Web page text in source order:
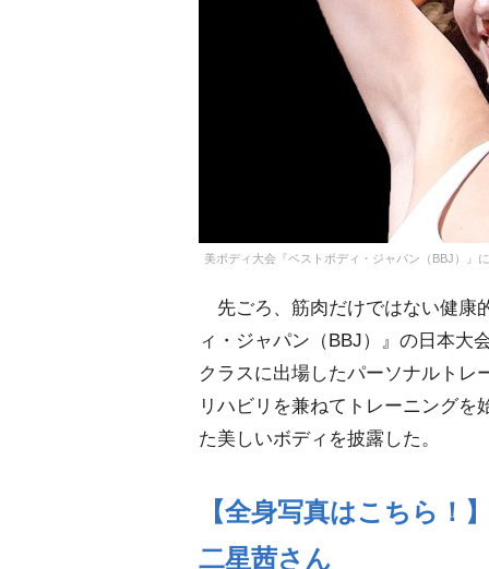
美ボディ大会『ベストボディ・ジャパン（BBJ）』
先ごろ、筋肉だけではない健康
ィ・ジャパン（BBJ）』の日本大
クラスに出場したパーソナルトレ
リハビリを兼ねてトレーニング
た美しいボディを披露した。
【全身写真はこちら！
二星茜さん